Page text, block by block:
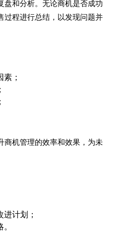
盘和分析。无论商机是否成功
过程进行总结，以发现问题并
；
商机管理的效率和效果，为未
计划；